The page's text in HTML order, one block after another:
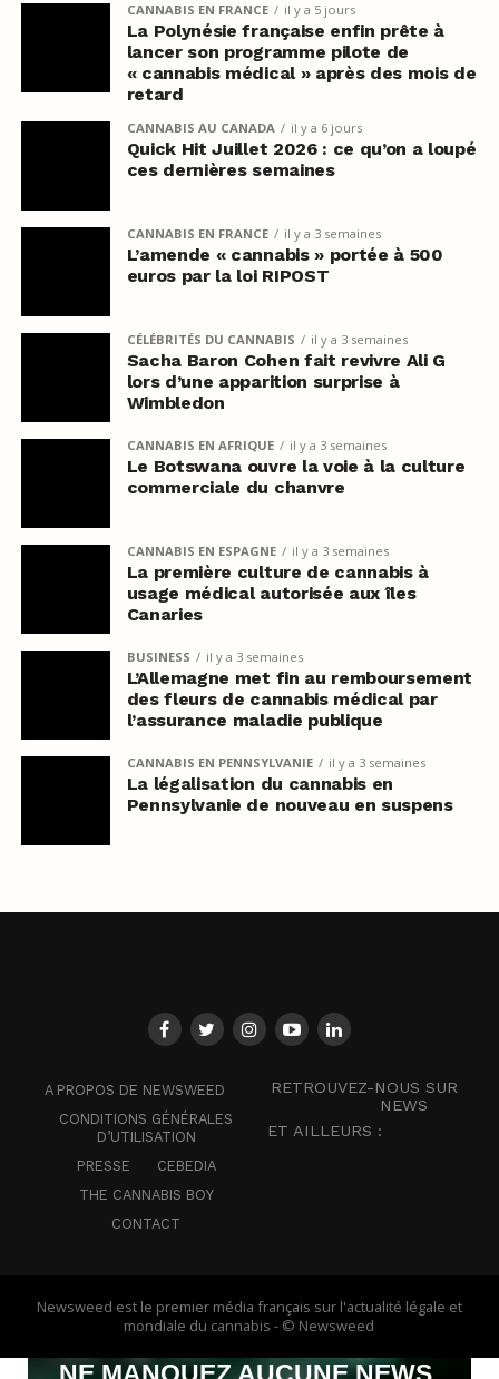
CANNABIS EN FRANCE il y a 5 jours
La Polynésie française enfin prête à
lancer son programme pilote de
« cannabis médical » après des mois de
retard
CANNABIS AU CANADA il y a 6 jours
Quick Hit Juillet 2026 : ce qu’on a loupé
ces dernières semaines
CANNABIS EN FRANCE il y a 3 semaines
L’amende « cannabis » portée à 500
euros par la loi RIPOST
CÉLÉBRITÉS DU CANNABIS il y a 3 semaines
Sacha Baron Cohen fait revivre Ali G
lors d’une apparition surprise à
Wimbledon
CANNABIS EN AFRIQUE il y a 3 semaines
Le Botswana ouvre la voie à la culture
commerciale du chanvre
CANNABIS EN ESPAGNE il y a 3 semaines
La première culture de cannabis à
usage médical autorisée aux îles
Canaries
BUSINESS il y a 3 semaines
L’Allemagne met fin au remboursement
des fleurs de cannabis médical par
l’assurance maladie publique
CANNABIS EN PENNSYLVANIE il y a 3 semaines
La légalisation du cannabis en
Pennsylvanie de nouveau en suspens
A PROPOS DE NEWSWEED
CONDITIONS GÉNÉRALES
D’UTILISATION
PRESSE
CEBEDIA
THE CANNABIS BOY
CONTACT
RETROUVEZ-NOUS SUR
NEWS
ET AILLEURS :
Newsweed est le premier média français sur l'actualité légale et
mondiale du cannabis - © Newsweed